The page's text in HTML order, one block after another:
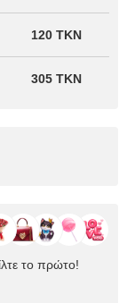
120 TKN
305 TKN
το πρώτο!